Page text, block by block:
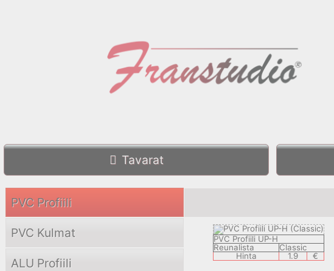
Tavarat
PVC Profiili
PVC Kulmat
ALU Profiili
PVC Profiili UP-H
Reunalista
Classic
Hinta
1.9 €